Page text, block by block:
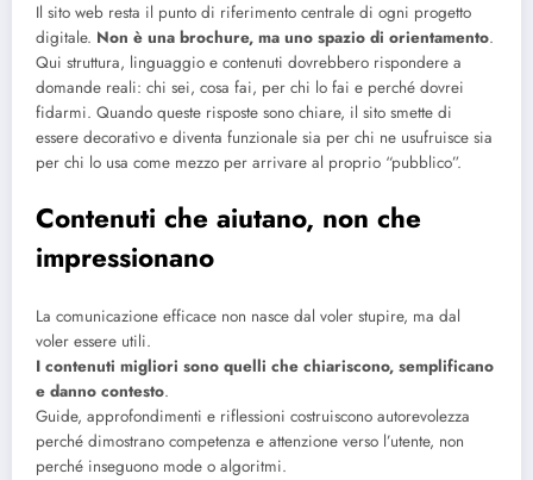
Il sito web resta il punto di riferimento centrale di ogni progetto
digitale. Non è una brochure, ma uno spazio di orientamento.
Qui struttura, linguaggio e contenuti dovrebbero rispondere a
domande reali: chi sei, cosa fai, per chi lo fai e perché dovrei
fidarmi. Quando queste risposte sono chiare, il sito smette di
essere decorativo e diventa funzionale sia per chi ne usufruisce sia
per chi lo usa come mezzo per arrivare al proprio “pubblico”.
Contenuti che aiutano, non che
impressionano
La comunicazione efficace non nasce dal voler stupire, ma dal
voler essere utili.
I contenuti migliori sono quelli che chiariscono, semplificano
e danno contesto.
Guide, approfondimenti e riflessioni costruiscono autorevolezza
perché dimostrano competenza e attenzione verso l’utente, non
perché inseguono mode o algoritmi.